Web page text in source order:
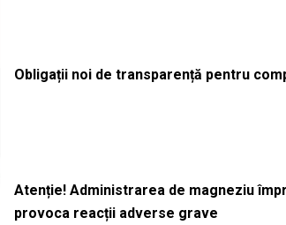
Obligații noi de transparență pentru
Atenție! Administrarea de magneziu
provoca reacții adverse grave